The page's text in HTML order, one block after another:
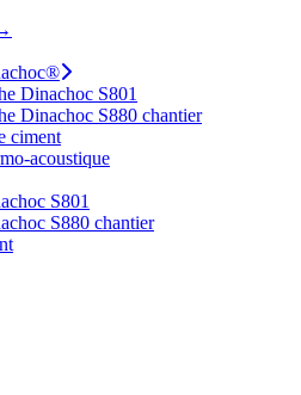
Dinachoc S801
Dinachoc S880 chantier
ciment
acoustique
S801
S880 chantier